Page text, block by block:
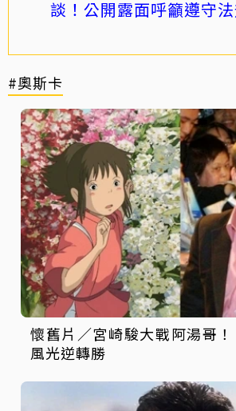
談！公開露面呼籲遵守
#奧斯卡
懷舊片／宮崎駿大戰阿湯哥！
風光逆轉勝